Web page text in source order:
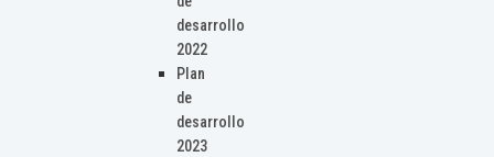
desarrollo
2022
Plan
de
desarrollo
2023